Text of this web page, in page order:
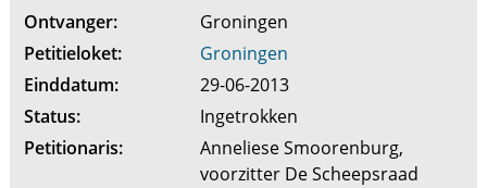
Ontvanger:
Groningen
Petitieloket:
Groningen
Einddatum:
29-06-2013
Status:
Ingetrokken
Petitionaris:
Anneliese Smoorenburg,
voorzitter De Scheepsraad